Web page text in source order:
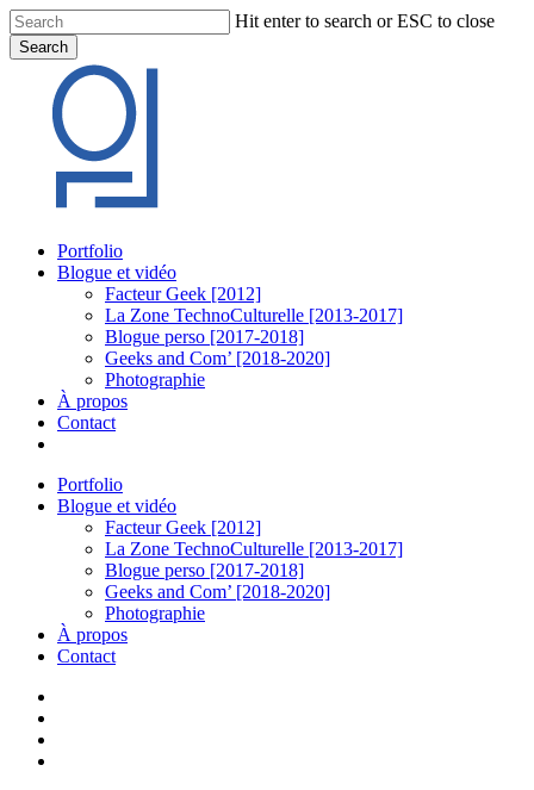
Skip
to
main
content
Hit enter to search or ESC to close
Search
Search
Menu
Portfolio
Blogue et vidéo
Facteur Geek [2012]
La Zone TechnoCulturelle [2013-2017]
Blogue perso [2017-2018]
Geeks and Com’ [2018-2020]
Photographie
À propos
Contact
Portfolio
Blogue et vidéo
Facteur Geek [2012]
La Zone TechnoCulturelle [2013-2017]
Blogue perso [2017-2018]
Geeks and Com’ [2018-2020]
Photographie
À propos
Contact